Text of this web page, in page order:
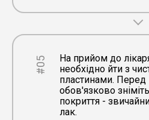
#05
На прийом до
необхідно йти з
пластинами. Перед
обов'язково
покриття -
лак.